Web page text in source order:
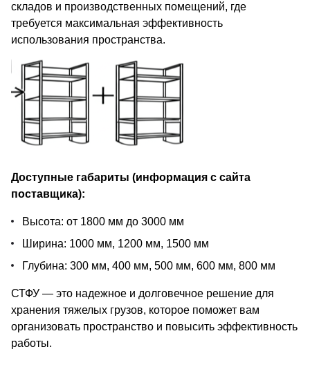
складов и производственных помещений, где
требуется максимальная эффективность
использования пространства.
Доступные габариты (информация с сайта
поставщика):
Высота: от 1800 мм до 3000 мм
Ширина: 1000 мм, 1200 мм, 1500 мм
Глубина: 300 мм, 400 мм, 500 мм, 600 мм, 800 мм
СТФУ — это надежное и долговечное решение для
хранения тяжелых грузов, которое поможет вам
организовать пространство и повысить эффективность
работы.